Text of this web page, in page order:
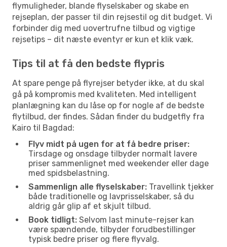
flymuligheder, blande flyselskaber og skabe en
rejseplan, der passer til din rejsestil og dit budget. Vi
forbinder dig med uovertrufne tilbud og vigtige
rejsetips – dit næste eventyr er kun et klik væk.
Tips til at få den bedste flypris
At spare penge på flyrejser betyder ikke, at du skal
gå på kompromis med kvaliteten. Med intelligent
planlægning kan du låse op for nogle af de bedste
flytilbud, der findes. Sådan finder du budgetfly fra
Kairo til Bagdad:
Flyv midt på ugen for at få bedre priser:
Tirsdage og onsdage tilbyder normalt lavere
priser sammenlignet med weekender eller dage
med spidsbelastning.
Sammenlign alle flyselskaber: Travellink tjekker
både traditionelle og lavprisselskaber, så du
aldrig går glip af et skjult tilbud.
Book tidligt: Selvom last minute-rejser kan
være spændende, tilbyder forudbestillinger
typisk bedre priser og flere flyvalg.